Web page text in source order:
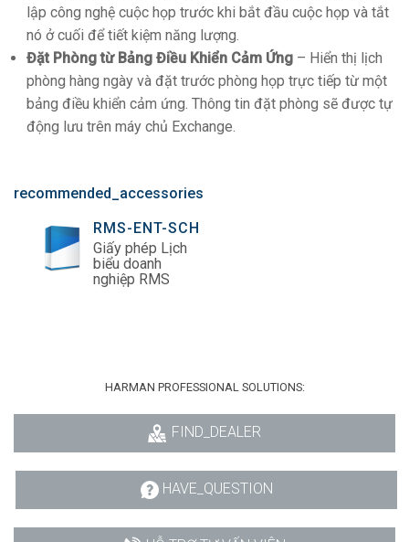
lập công nghệ cuộc họp trước khi bắt đầu cuộc họp và tắt
nó ở cuối để tiết kiệm năng lượng.
Đặt Phòng từ Bảng Điều Khiển Cảm Ứng – Hiển thị lịch
phòng hàng ngày và đặt trước phòng họp trực tiếp từ một
bảng điều khiển cảm ứng. Thông tin đặt phòng sẽ được tự
động lưu trên máy chủ Exchange.
recommended_accessories
RMS-ENT-SCH
Giấy phép Lịch
biểu doanh
nghiệp RMS
HARMAN PROFESSIONAL SOLUTIONS:
FIND_DEALER
HAVE_QUESTION